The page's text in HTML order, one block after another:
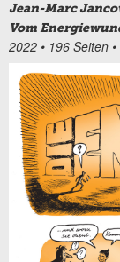
Jean-Marc
Vom
2022 • 196 Seiten